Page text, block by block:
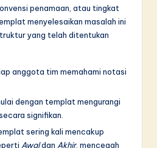
penamaan, atau tingkat
menyelesaikan masalah ini
yang telah ditentukan
anggota tim memahami notasi
dengan templat mengurangi
signifikan.
sering kali mencakup
Awaldan Akhir, mencegah